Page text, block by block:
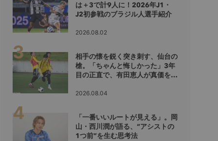
は＋3で計9人に！2026年J1・
J2初参戦のブラジル人選手紹介
2026.08.02
相手の懐を鋭く突き刺す、仙台の
槍。「ちゃんと悔しかった」3年
目の正直で、有田恵人が真価を示
2026.08.04
「一番いいルートが見える」。岡
山・西川潤が語る、“アシストの
1つ前”を生む思考法